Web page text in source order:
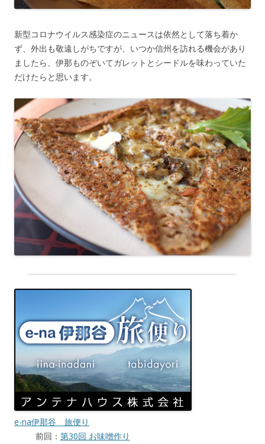
新型コロナウイルス感染症のニュースは依然として落ち着か
ず、外出も敬遠しがちですが、いつか信州を訪れる機会があり
ましたら、伊那ものぞいてガレットとシードルを味わっていた
だけたらと思います。
e-na伊那谷 旅便り
前回： 第30回 お味噌作り